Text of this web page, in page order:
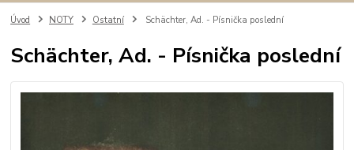
Úvod NOTY Ostatní Schächter, Ad. - Písnička poslední
Schächter, Ad. - Písnička poslední